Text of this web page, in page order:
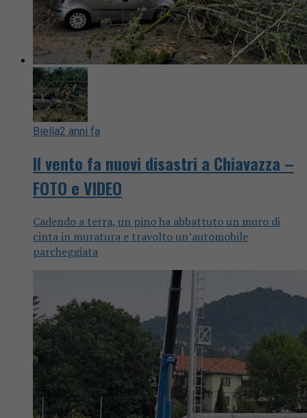
Biella2 anni fa
Il vento fa nuovi disastri a Chiavazza –
FOTO e VIDEO
Cadendo a terra, un pino ha abbattuto un muro di
cinta in muratura e travolto un’automobile
parcheggiata